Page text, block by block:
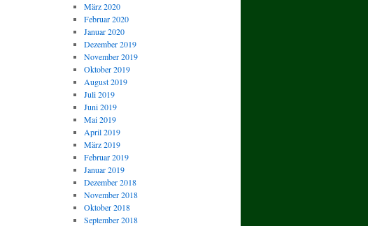
März 2020
Februar 2020
Januar 2020
Dezember 2019
November 2019
Oktober 2019
August 2019
Juli 2019
Juni 2019
Mai 2019
April 2019
März 2019
Februar 2019
Januar 2019
Dezember 2018
November 2018
Oktober 2018
September 2018